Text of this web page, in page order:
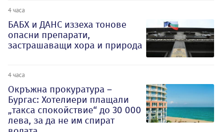
4 часа
БАБХ и ДАНС иззеха тонове
опасни препарати,
застрашаващи хора и природа
4 часа
Окръжна прокуратура –
Бургас: Хотелиери плащали
„такса спокойствие“ до 30 000
лева, за да не им спират